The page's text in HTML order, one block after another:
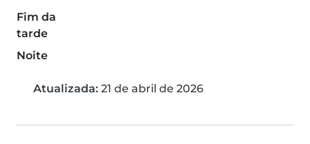
Fim da
tarde
Noite
Atualizada: 21 de abril de 2026